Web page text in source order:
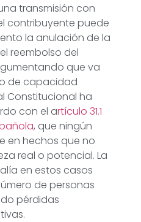
transmisión con
contribuyente puede
la anulación de la
reembolso del
que va
de capacidad
Constitucional ha
con el artículo 31.1
, que ningún
en hechos que no
real o potencial. La
en estos casos
de personas
pérdidas